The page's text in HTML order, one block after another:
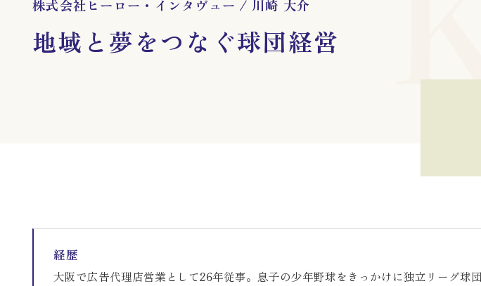
株式会社ヒーロー・インタヴュー / 川崎 大介
地域と夢をつなぐ球団経営
経歴
大阪で広告代理店営業として26年従事。息子の少年野球をきっかけに独立リーグ